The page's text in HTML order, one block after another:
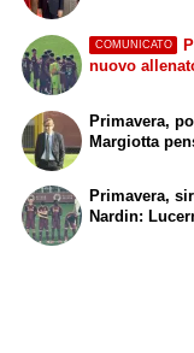
COMUNICATO
nuovo
Primavera,
Margiotta
Primavera,
Nardin: